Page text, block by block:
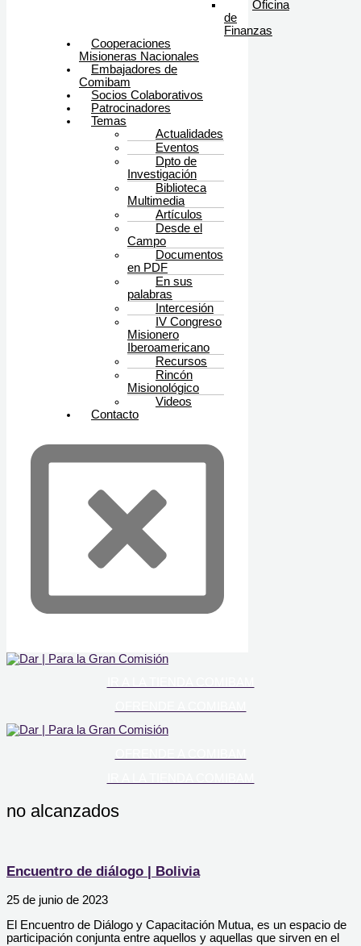
Oficina
de
Finanzas
Cooperaciones
Misioneras Nacionales
Embajadores de
Comibam
Socios Colaborativos
Patrocinadores
Temas
Actualidades
Eventos
Dpto de
Investigación
Biblioteca
Multimedia
Artículos
Desde el
Campo
Documentos
en PDF
En sus
palabras
Intercesión
IV Congreso
Misionero
Iberoamericano
Recursos
Rincón
Misionológico
Videos
Contacto
no alcanzados
Encuentro de diálogo | Bolivia
25 de junio de 2023
El Encuentro de Diálogo y Capacitación Mutua, es un espacio de
participación conjunta entre aquellos y aquellas que sirven en el